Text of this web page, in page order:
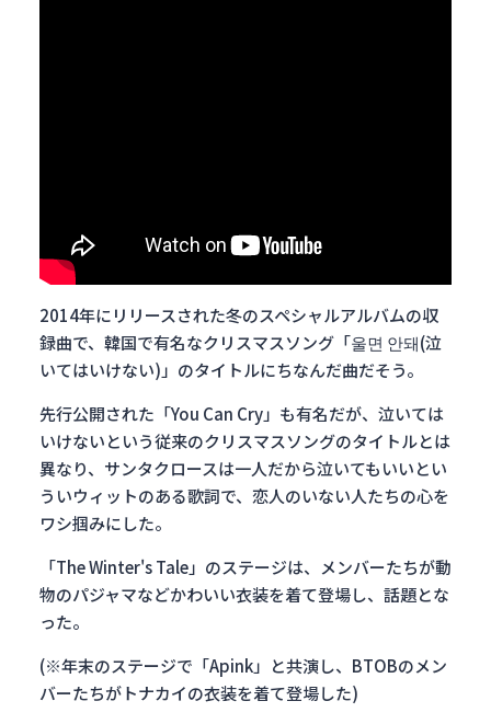
2014年にリリースされた冬のスペシャルアルバムの収
録曲で、韓国で有名なクリスマスソング「울면 안돼(泣
いてはいけない)」のタイトルにちなんだ曲だそう。
先行公開された「You Can Cry」も有名だが、泣いては
いけないという従来のクリスマスソングのタイトルとは
異なり、サンタクロースは一人だから泣いてもいいとい
ういウィットのある歌詞で、恋人のいない人たちの心を
ワシ掴みにした。
「The Winter's Tale」のステージは、メンバーたちが動
物のパジャマなどかわいい衣装を着て登場し、話題とな
った。
(※年末のステージで「Apink」と共演し、BTOBのメン
バーたちがトナカイの衣装を着て登場した)